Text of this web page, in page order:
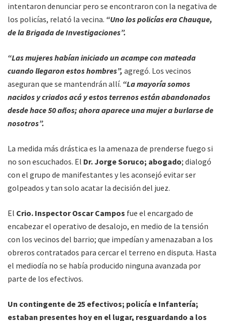
intentaron denunciar pero se encontraron con la negativa de
los policías, relató la vecina. “Uno los policías era Chauque,
de la Brigada de Investigaciones”.
“Las mujeres habían iniciado un acampe con mateada
cuando llegaron estos hombres”, agregó. Los vecinos
aseguran que se mantendrán allí. “La mayoría somos
nacidos y criados acá y estos terrenos están abandonados
desde hace 50 años; ahora aparece una mujer a burlarse de
nosotros”.
La medida más drástica es la amenaza de prenderse fuego si
no son escuchados. El Dr. Jorge Soruco; abogado; dialogó
con el grupo de manifestantes y les aconsejó evitar ser
golpeados y tan solo acatar la decisión del juez.
El Crio. Inspector Oscar Campos fue el encargado de
encabezar el operativo de desalojo, en medio de la tensión
con los vecinos del barrio; que impedían y amenazaban a los
obreros contratados para cercar el terreno en disputa. Hasta
el mediodía no se había producido ninguna avanzada por
parte de los efectivos.
Un contingente de 25 efectivos; policía e Infantería;
estaban presentes hoy en el lugar, resguardando a los